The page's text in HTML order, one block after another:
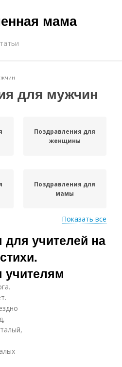
мама
для мужчин
Поздравления для
женщины
Поздравления для
мамы
Поздравления для
бабушки
Показать все
учителей на
учителям